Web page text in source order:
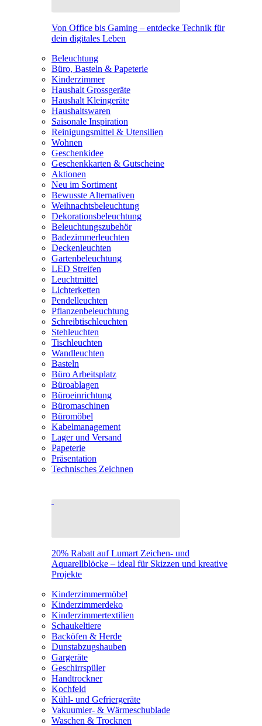
Von Office bis Gaming – entdecke Technik für
dein digitales Leben
Beleuchtung
Büro, Basteln & Papeterie
Kinderzimmer
Haushalt Grossgeräte
Haushalt Kleingeräte
Haushaltswaren
Saisonale Inspiration
Reinigungsmittel & Utensilien
Wohnen
Geschenkidee
Geschenkkarten & Gutscheine
Aktionen
Neu im Sortiment
Bewusste Alternativen
Weihnachtsbeleuchtung
Dekorationsbeleuchtung
Beleuchtungszubehör
Badezimmerleuchten
Deckenleuchten
Gartenbeleuchtung
LED Streifen
Leuchtmittel
Lichterketten
Pendelleuchten
Pflanzenbeleuchtung
Schreibtischleuchten
Stehleuchten
Tischleuchten
Wandleuchten
Basteln
Büro Arbeitsplatz
Büroablagen
Büroeinrichtung
Büromaschinen
Büromöbel
Kabelmanagement
Lager und Versand
Papeterie
Präsentation
Technisches Zeichnen
20% Rabatt auf Lumart Zeichen- und
Aquarellblöcke – ideal für Skizzen und kreative
Projekte
Kinderzimmermöbel
Kinderzimmerdeko
Kinderzimmertextilien
Schaukeltiere
Backöfen & Herde
Dunstabzugshauben
Gargeräte
Geschirrspüler
Handtrockner
Kochfeld
Kühl- und Gefriergeräte
Vakuumier- & Wärmeschublade
Waschen & Trocknen